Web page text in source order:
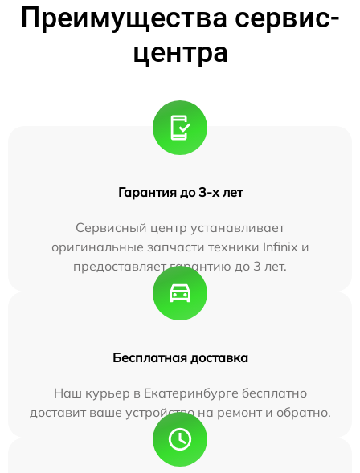
Преимущества сервис-
центра
Гарантия до 3-х лет
Сервисный центр устанавливает
оригинальные запчасти техники Infinix и
предоставляет гарантию до 3 лет.
Бесплатная доставка
Наш курьер в Екатеринбурге бесплатно
доставит ваше устройство на ремонт и обратно.